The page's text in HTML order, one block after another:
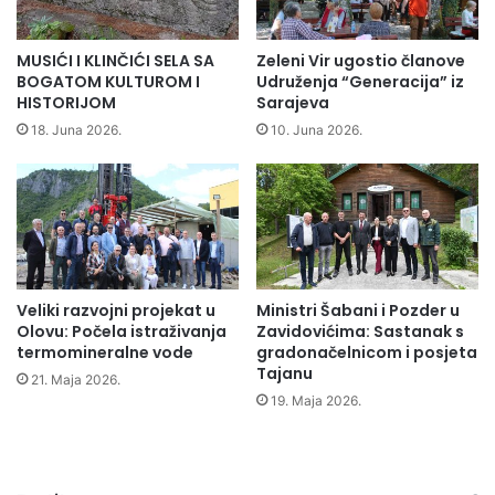
e
ž
n
2
1
m
a
r
t
S
v
j
e
t
s
u
p
š
t
i
n
F
o
r
u
m
a
ž
e
n
a
MUSIĆI I KLINČIĆI SELA SA
BOGATOM KULTUROM I
HISTORIJOM
18. Juna 2026.
Zeleni Vir ugostio članove
Udruženja “Generacija” iz
Sarajeva
10. Juna 2026.
Veliki razvojni projekat u
Olovu: Počela istraživanja
termomineralne vode
21. Maja 2026.
Ministri Šabani i Pozder u
Zavidovićima: Sastanak s
gradonačelnicom i posjeta
Tajanu
19. Maja 2026.